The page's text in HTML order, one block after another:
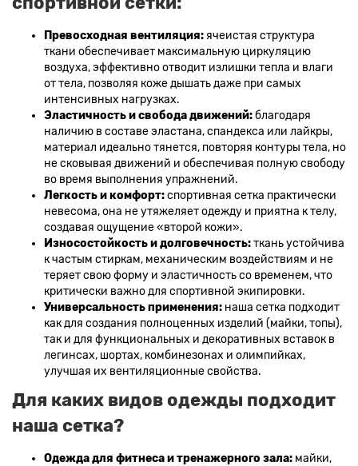
Превосходная вентиляция: ячеистая структура
ткани обеспечивает максимальную циркуляцию
воздуха, эффективно отводит излишки тепла и влаги
от тела, позволяя коже дышать даже при самых
интенсивных нагрузках.
Эластичность и свобода движений:благодаря
наличию в составе эластана, спандекса или лайкры,
материал идеально тянется, повторяя контуры тела, но
не сковывая движений и обеспечивая полную свободу
во время выполнения упражнений.
Легкость и комфорт:спортивная сетка практически
невесома, она не утяжеляет одежду и приятна к телу,
создавая ощущение «второй кожи».
Износостойкость и долговечность:ткань устойчива
к частым стиркам, механическим воздействиям и не
теряет свою форму и эластичность со временем, что
критически важно для спортивной экипировки.
Универсальность применения: наша сетка подходит
как для создания полноценных изделий (майки, топы),
так и для функциональных и декоративных вставок в
легинсах, шортах, комбинезонах и олимпийках,
улучшая их вентиляционные свойства.
Для каких видов одежды подходит
наша сетка?
Одежда для фитнеса и тренажерного зала: майки,